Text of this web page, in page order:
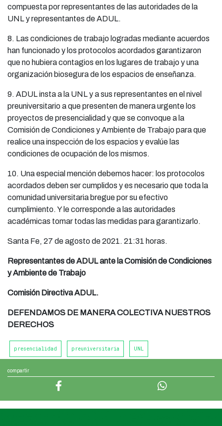
compartir
presencialidad preuniversitaria UNL
compuesta por representantes de las autoridades de la
UNL y representantes de ADUL.
8. Las condiciones de trabajo logradas mediante acuerdos
han funcionado y los protocolos acordados garantizaron
que no hubiera contagios en los lugares de trabajo y una
organización biosegura de los espacios de enseñanza.
9. ADUL insta a la UNL y a sus representantes en el nivel
preuniversitario a que presenten de manera urgente los
proyectos de presencialidad y que se convoque a la
Comisión de Condiciones y Ambiente de Trabajo para que
realice una inspección de los espacios y evalúe las
condiciones de ocupación de los mismos.
10. Una especial mención debemos hacer: los protocolos
acordados deben ser cumplidos y es necesario que toda la
comunidad universitaria bregue por su efectivo
cumplimiento. Y le corresponde a las autoridades
académicas tomar todas las medidas para garantizarlo.
Santa Fe, 27 de agosto de 2021. 21:31 horas.
Representantes de ADUL ante la Comisión de Condiciones
y Ambiente de Trabajo
Comisión Directiva ADUL.
DEFENDAMOS DE MANERA COLECTIVA NUESTROS
DERECHOS